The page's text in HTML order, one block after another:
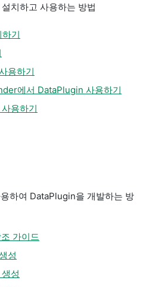
치하고 사용하는 방법
기
용하기
에서 DataPlugin 사용하기
용하기
하여 DataPlugin을 개발하는 방
가이드
성
성